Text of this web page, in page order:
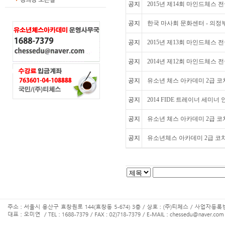
공지 2015년 제14회 마인드체스
공지 한국 마사회 문화센터 - 의정
공지 2015년 제13회 마인드체스
공지 2014년 제12회 마인드체스
공지 유소년 체스 아카데미 2급
공지 2014 FIDE 트레이너 세미너
공지 유소년 체스 아카데미 2급
공지 유소년체스 아카데미 2급 코